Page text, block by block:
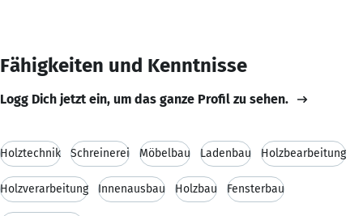
Fähigkeiten und Kenntnisse
Logg Dich jetzt ein, um das ganze Profil zu sehen.
Holztechnik Schreinerei Möbelbau Ladenbau Holzbearbeitung
Holzverarbeitung Innenausbau Holzbau Fensterbau